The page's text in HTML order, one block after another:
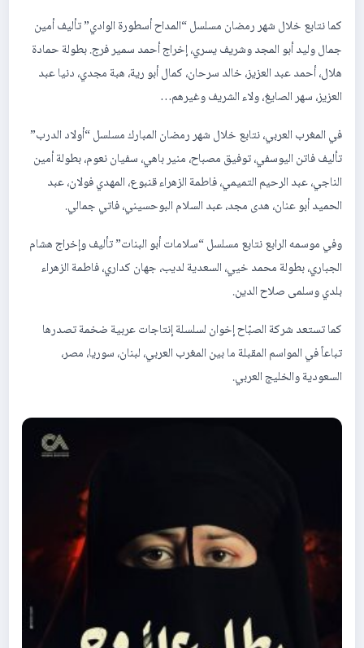
‎كما نتابع خلال شهر رمضان مسلسل “المداح أسطورة الوادي” تأليف أمين
جمال وليد أبو المجد وشريف يسري، إخراج أحمد سمير فرج. بطولة حمادة
هلال، أحمد عبد العزيز، خالد سرحان، كمال أبو رية، هبة مجدي، دنيا عبد
العزيز، سهر الصايغ، ولاء الشريف وغيرهم…
‎في المغرب العربي، نتابع خلال شهر رمضان المبارك مسلسل “أولاد الدرب”
تأليف فاتن اليوسفي، توفيق مصباح، منير باهي، سفيان نعوم، بطولة أمين
الناجي، عبد الرحيم التميمي، فاطمة الزهراء قنبوع، المهدي فولان، عبد
الحميد أبو عنان، هدى مجد، عبد السلام البوحسيني، فاتي جمالي.
‎وفي موسمه الرابع نتابع مسلسل “سلامات أبو البنات” تأليف وإخراج هشام
الجباري، بطولة محمد خيي، السعدية لديب، جهان كداري، فاطمة الزهراء
بلدي وسلمى صلاح الدين.
‎كما تستعد شركة الصبّاح إخوان لسلسلة إنتاجات عربية ضخمة تصدرها
تباعاً في المواسم المقبلة ما بين المغرب العربي، لبنان، سوريا، مصر،
السعودية والخليج العربي.